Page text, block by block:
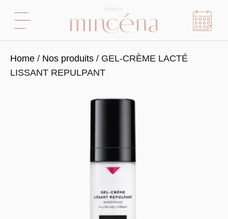
Home / Nos produits / GEL-CRÈME LACTÉ
LISSANT REPULPANT